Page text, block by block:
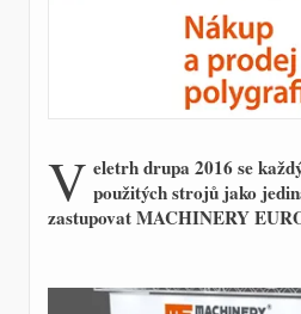
V eletrh drupa 2016 se
použitých strojů jako
zastupovat MACHINERY